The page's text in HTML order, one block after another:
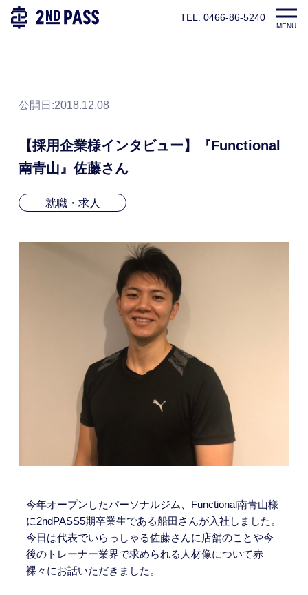
TEL. 0466-86-5240
MENU
TOP パーソナルトレーナー養成スクール|2ndPASS(セカンド
公開日:2018.12.08
【採用企業様インタビュー】『Functional
南青山』佐藤さん
就職・求人
今年オープンしたパーソナルジム、Functional南青山様
に2ndPASS5期卒業生である船田さんが入社しました。
今日は代表でいらっしゃる佐藤さんに店舗のことや今
後のトレーナー業界で求められる人材像について赤
裸々にお話いただきました。